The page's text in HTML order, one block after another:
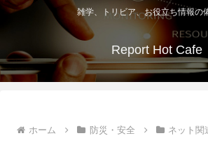
雑学、トリビア、お役立ち情報の
Report Hot Cafe
ホーム 防災・安全 ネット関